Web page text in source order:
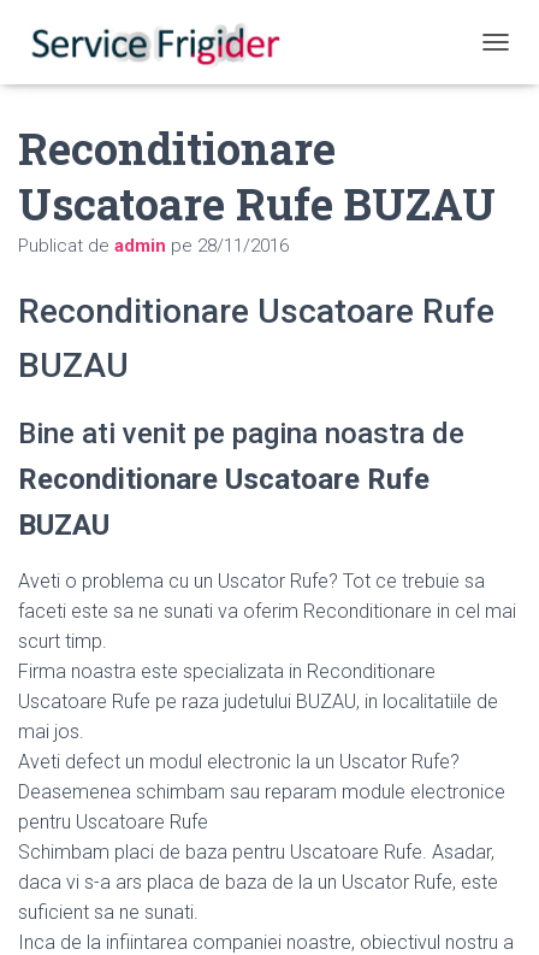
Reconditionare
Uscatoare Rufe BUZAU
Publicat de admin pe 28/11/2016
Reconditionare Uscatoare Rufe
BUZAU
Bine ati venit pe pagina noastra de
Reconditionare Uscatoare Rufe
BUZAU
Aveti o problema cu un Uscator Rufe? Tot ce trebuie sa
faceti este sa ne sunati va oferim Reconditionare in cel mai
scurt timp.
Firma noastra este specializata in Reconditionare
Uscatoare Rufe pe raza judetului BUZAU, in localitatiile de
mai jos.
Aveti defect un modul electronic la un Uscator Rufe?
Deasemenea schimbam sau reparam module electronice
pentru Uscatoare Rufe
Schimbam placi de baza pentru Uscatoare Rufe. Asadar,
daca vi s-a ars placa de baza de la un Uscator Rufe, este
suficient sa ne sunati.
Inca de la infiintarea companiei noastre, obiectivul nostru a